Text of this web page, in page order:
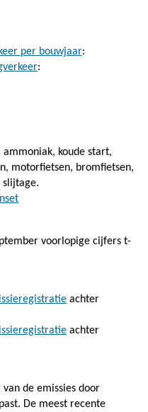
per bouwjaar:
:
koude start,
motorfietsen, bromfietsen,
slijtage.
voorlopige cijfers t-
achter
achter
de emissies door
De meest recente